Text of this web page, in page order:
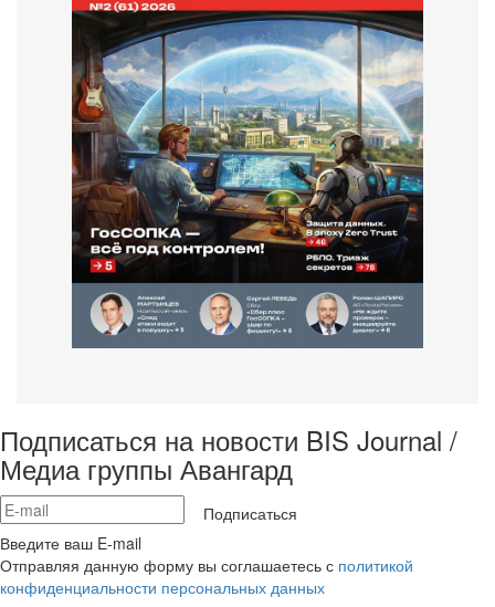
Подписаться на новости BIS Journal /
Медиа группы Авангард
Подписаться
Введите ваш E-mail
Отправляя данную форму вы соглашаетесь с политикой
конфиденциальности персональных данных